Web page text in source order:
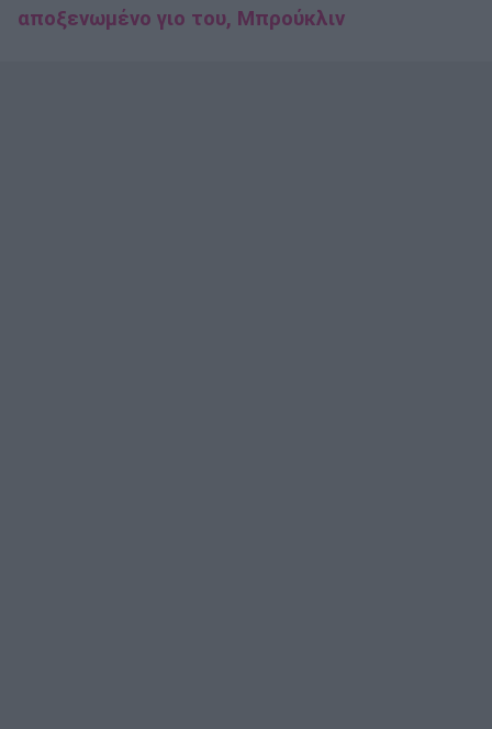
αποξενωμένο γιο του, Μπρούκλιν